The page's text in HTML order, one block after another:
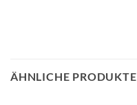
ÄHNLICHE PRODUKTE